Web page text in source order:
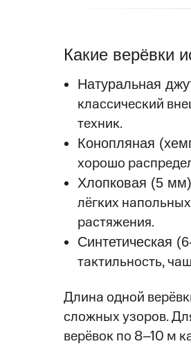
Какие верёвки
Натуральная
классический
техник.
Конопляная
хорошо
Хлопковая (5 мм)
лёгких
растяжения.
Синтетическая
тактильность,
Длина одной
сложных узоров.
верёвок по 8–10 м